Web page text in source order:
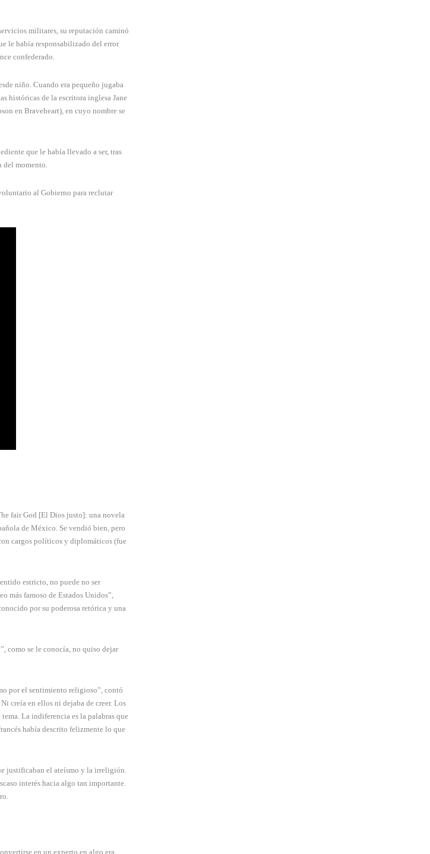
militares, su reputación caminó
le había responsabilizado del error
confederado.
niño. Cuando era pequeño jugaba
históricas de la escritora inglesa Jane
en Braveheart), en cuyo nombre se
que le había llevado a ser, tras
del momento.
al Gobierno para reclutar
fair God [El Dios justo]: una novela
de México. Se vendió bien, pero
cargos políticos y diplomáticos (fue
estricto, no puede no ser
más famoso de Estados Unidos”,
por su poderosa retórica y una
como se le conocía, no quiso dejar
por el sentimiento religioso”, contó
creía en ellos ni dejaba de creer. Los
La indiferencia es la palabras que
había descrito felizmente lo que
justificaban el ateísmo y la irreligión.
interés hacia algo tan importante.
en un experto en algo era